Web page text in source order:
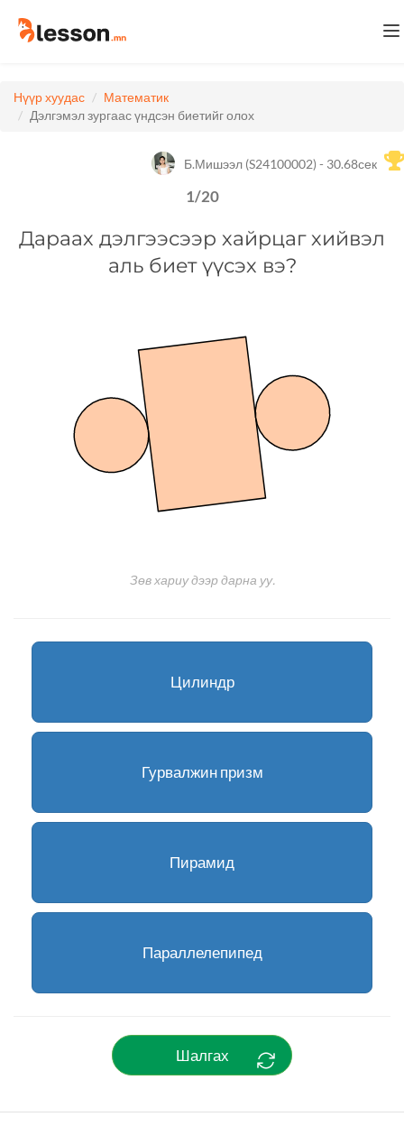
Нүүр хуудас
Математик
Дэлгэмэл зургаас үндсэн биетийг олох
Б.Мишээл (S24100002) - 30.68сек
1/20
Дараах дэлгээсээр хайрцаг хийвэл
аль биет үүсэх вэ?
Зөв хариу дээр дарна уу.
Цилиндр
Гурвалжин призм
Пирамид
Параллелепипед
Шалгах